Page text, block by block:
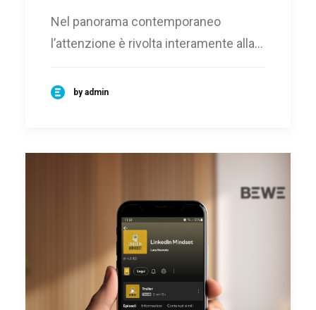
Nel panorama contemporaneo
l’attenzione è rivolta interamente alla…
by admin